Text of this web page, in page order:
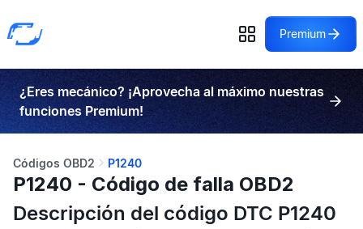
Premium
¿Eres mecánico? ¡Aprovecha al máximo nuestras
funciones Premium!
Códigos OBD2 P1240
P1240 - Código de falla OBD2
Descripción del código DTC P1240